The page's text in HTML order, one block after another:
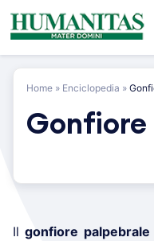
Skip
to
Home » Enciclopedia »
Gonfiore
Ilgonfiore palpebrale